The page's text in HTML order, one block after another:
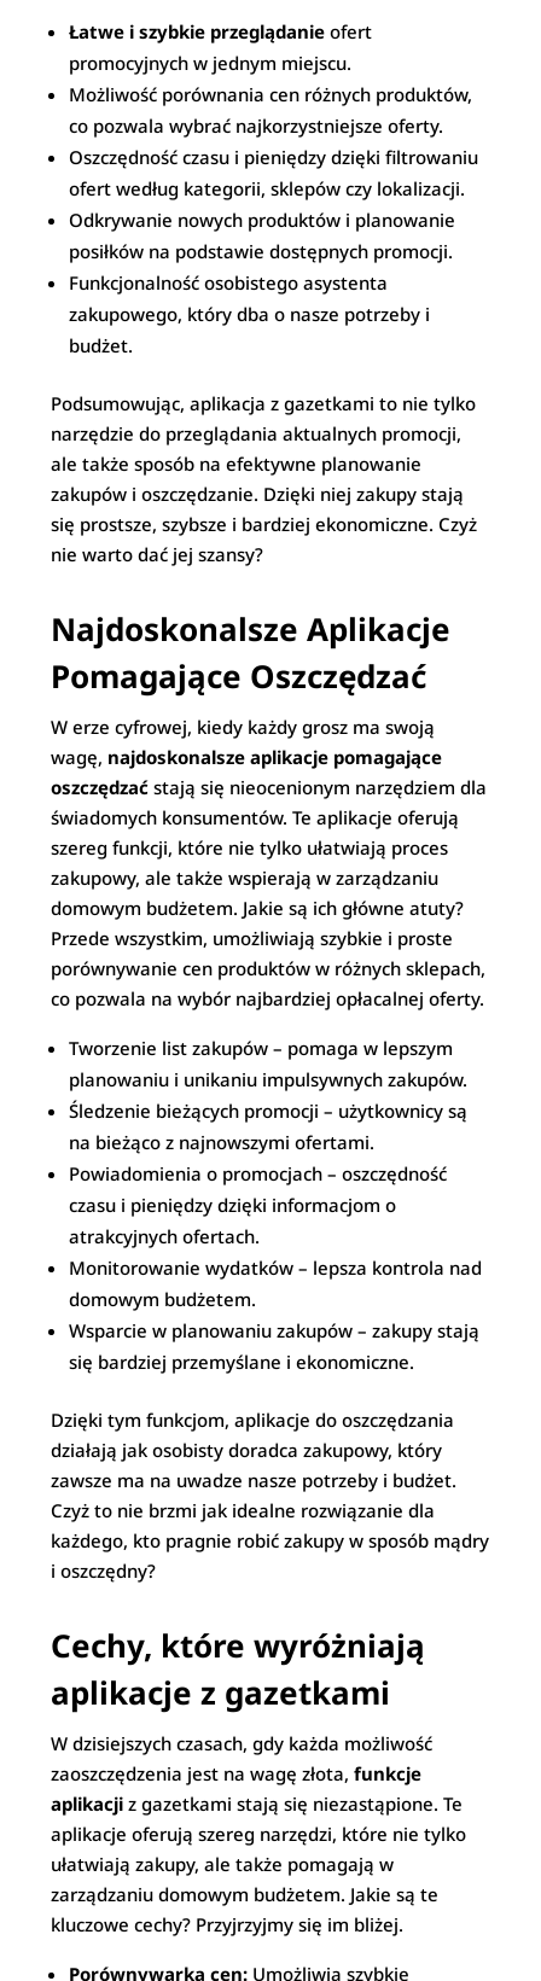
Łatwe i szybkie przeglądanie ofert
promocyjnych w jednym miejscu.
Możliwość porównania cen różnych produktów,
co pozwala wybrać najkorzystniejsze oferty.
Oszczędność czasu i pieniędzy dzięki filtrowaniu
ofert według kategorii, sklepów czy lokalizacji.
Odkrywanie nowych produktów i planowanie
posiłków na podstawie dostępnych promocji.
Funkcjonalność osobistego asystenta
zakupowego, który dba o nasze potrzeby i
budżet.
Podsumowując, aplikacja z gazetkami to nie tylko
narzędzie do przeglądania aktualnych promocji,
ale także sposób na efektywne planowanie
zakupów i oszczędzanie. Dzięki niej zakupy stają
się prostsze, szybsze i bardziej ekonomiczne. Czyż
nie warto dać jej szansy?
Najdoskonalsze Aplikacje
Pomagające Oszczędzać
W erze cyfrowej, kiedy każdy grosz ma swoją
wagę, najdoskonalsze aplikacje pomagające
oszczędzać stają się nieocenionym narzędziem dla
świadomych konsumentów. Te aplikacje oferują
szereg funkcji, które nie tylko ułatwiają proces
zakupowy, ale także wspierają w zarządzaniu
domowym budżetem. Jakie są ich główne atuty?
Przede wszystkim, umożliwiają szybkie i proste
porównywanie cen produktów w różnych sklepach,
co pozwala na wybór najbardziej opłacalnej oferty.
Tworzenie list zakupów – pomaga w lepszym
planowaniu i unikaniu impulsywnych zakupów.
Śledzenie bieżących promocji – użytkownicy są
na bieżąco z najnowszymi ofertami.
Powiadomienia o promocjach – oszczędność
czasu i pieniędzy dzięki informacjom o
atrakcyjnych ofertach.
Monitorowanie wydatków – lepsza kontrola nad
domowym budżetem.
Wsparcie w planowaniu zakupów – zakupy stają
się bardziej przemyślane i ekonomiczne.
Dzięki tym funkcjom, aplikacje do oszczędzania
działają jak osobisty doradca zakupowy, który
zawsze ma na uwadze nasze potrzeby i budżet.
Czyż to nie brzmi jak idealne rozwiązanie dla
każdego, kto pragnie robić zakupy w sposób mądry
i oszczędny?
Cechy, które wyróżniają
aplikacje z gazetkami
W dzisiejszych czasach, gdy każda możliwość
zaoszczędzenia jest na wagę złota,funkcje
aplikacji z gazetkami stają się niezastąpione. Te
aplikacje oferują szereg narzędzi, które nie tylko
ułatwiają zakupy, ale także pomagają w
zarządzaniu domowym budżetem. Jakie są te
kluczowe cechy? Przyjrzyjmy się im bliżej.
Porównywarka cen: Umożliwia szybkie